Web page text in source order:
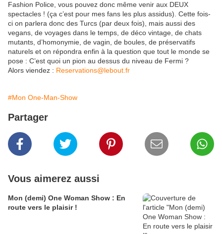
Fashion Police, vous pouvez donc même venir aux DEUX
spectacles ! (ça c’est pour mes fans les plus assidus). Cette fois-
ci on parlera donc des Turcs (par deux fois), mais aussi des
vegans, de voyages dans le temps, de déco vintage, de chats
mutants, d’homonymie, de vagin, de boules, de préservatifs
naturels et on répondra enfin à la question que tout le monde se
pose : C’est quoi un pion au dessus du niveau de Fermi ?
Alors viendez : Reservations@lebout.fr
#Mon One-Man-Show
Partager
Vous aimerez aussi
Mon (demi) One Woman Show : En
route vers le plaisir !